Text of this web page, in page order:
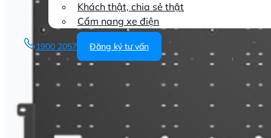
Khách thật, chia sẻ thật
Cẩm nang xe điện
1900 2057 Đăng ký tư vấn